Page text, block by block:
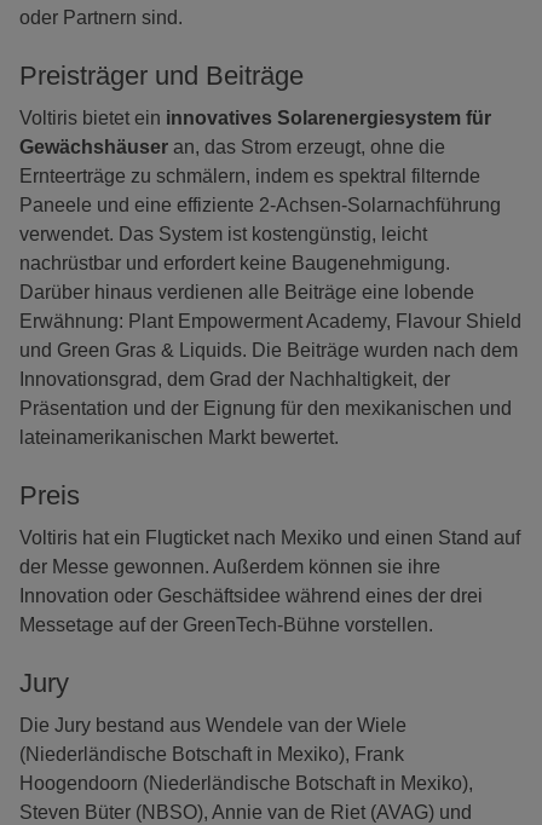
oder Partnern sind.
Preisträger und Beiträge
Voltiris bietet ein innovatives Solarenergiesystem für
Gewächshäuser an, das Strom erzeugt, ohne die
Ernteerträge zu schmälern, indem es spektral filternde
Paneele und eine effiziente 2-Achsen-Solarnachführung
verwendet. Das System ist kostengünstig, leicht
nachrüstbar und erfordert keine Baugenehmigung.
Darüber hinaus verdienen alle Beiträge eine lobende
Erwähnung: Plant Empowerment Academy, Flavour Shield
und Green Gras & Liquids. Die Beiträge wurden nach dem
Innovationsgrad, dem Grad der Nachhaltigkeit, der
Präsentation und der Eignung für den mexikanischen und
lateinamerikanischen Markt bewertet.
Preis
Voltiris hat ein Flugticket nach Mexiko und einen Stand auf
der Messe gewonnen. Außerdem können sie ihre
Innovation oder Geschäftsidee während eines der drei
Messetage auf der GreenTech-Bühne vorstellen.
Jury
Die Jury bestand aus Wendele van der Wiele
(Niederländische Botschaft in Mexiko), Frank
Hoogendoorn (Niederländische Botschaft in Mexiko),
Steven Büter (NBSO), Annie van de Riet (AVAG) und